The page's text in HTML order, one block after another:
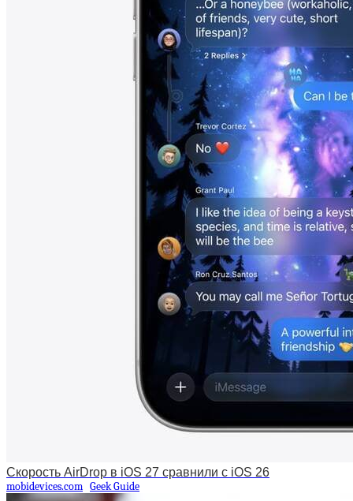
Скорость AirDrop в iOS 27 сравнили с iOS 26
mobidevices.com Geek Guide